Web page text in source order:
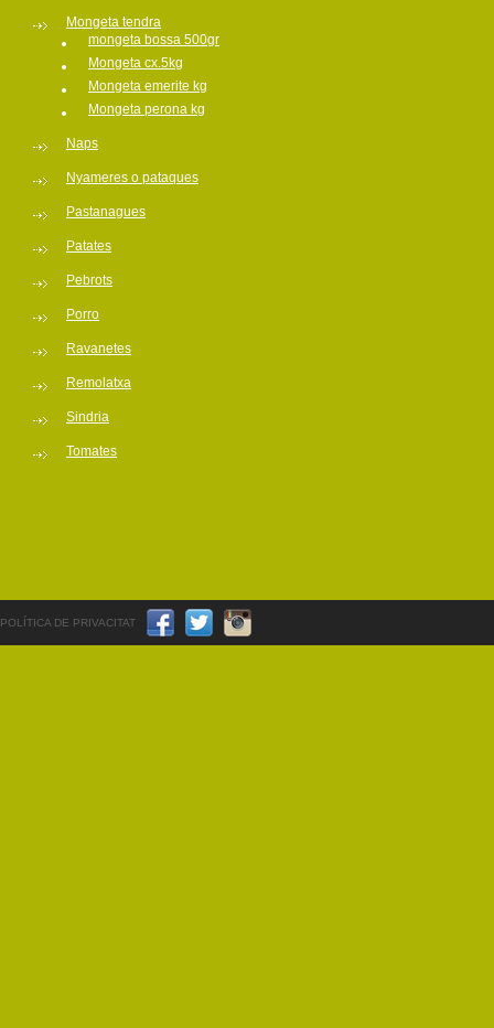
Mongeta tendra
mongeta bossa 500gr
Mongeta cx.5kg
Mongeta emerite kg
Mongeta perona kg
Naps
Nyameres o pataques
Pastanagues
Patates
Pebrots
Porro
Ravanetes
Remolatxa
Sindria
Tomates
POLÍTICA DE PRIVACITAT